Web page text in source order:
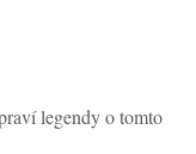
legendy o tomto